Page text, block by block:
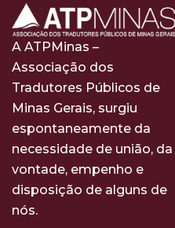
A ATPMinas –
Associação dos
Tradutores Públicos de
Minas Gerais, surgiu
espontaneamente da
necessidade de união, da
vontade, empenho e
disposição de alguns de
nós.